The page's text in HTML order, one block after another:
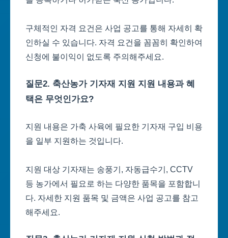
구체적인 자격 요건은 사업 공고를 통해 자세히 확
인하실 수 있습니다. 자격 요건을 꼼꼼히 확인하여
신청에 불이익이 없도록 주의해주세요.
질문2. 축산농가 기자재 지원 지원 내용과 혜
택은 무엇인가요?
지원 내용은 가축 사육에 필요한 기자재 구입 비용
을 일부 지원하는 것입니다.
지원 대상 기자재는 송풍기, 자동급수기, CCTV
등 농가에서 필요로 하는 다양한 품목을 포함합니
다. 자세한 지원 품목 및 금액은 사업 공고를 참고
해주세요.